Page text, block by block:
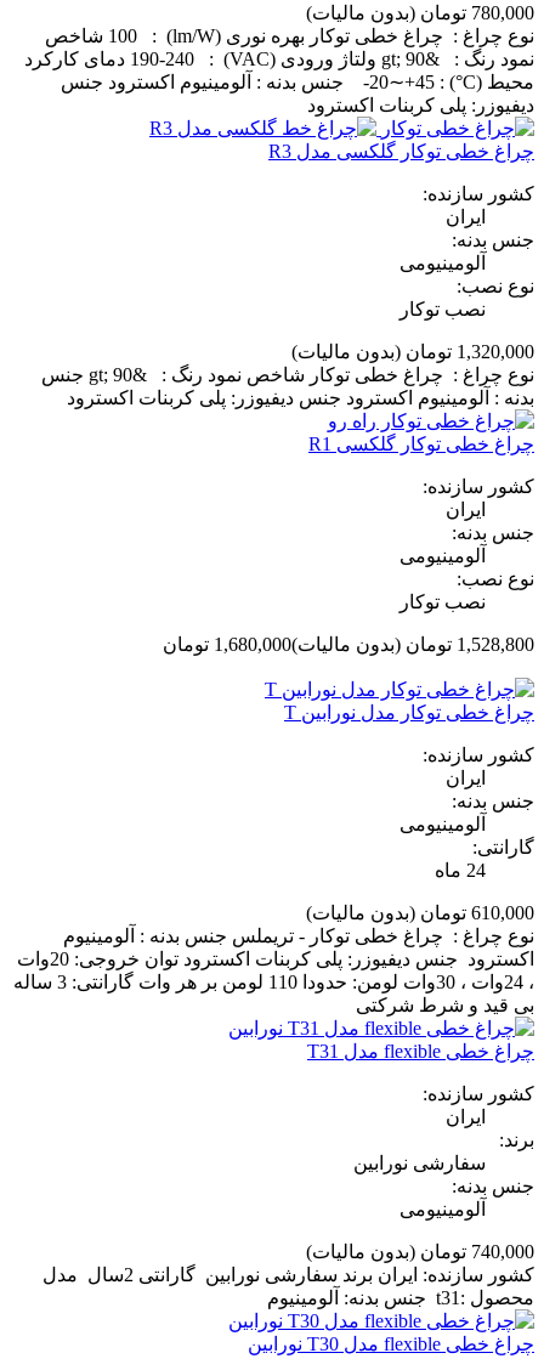
780,000 تومان
(بدون مالیات)
نوع چراغ : چراغ خطی توکار بهره نوری (lm/W) : 100 شاخص
نمود رنگ : &gt; 90 ولتاژ ورودی (VAC) : 190-240 دمای کارکرد
محیط (C°) : 20∼+45- جنس بدنه : آلومینیوم اکسترود جنس
دیفیوزر: پلی کربنات اکسترود
چراغ خطی توکار گلکسی مدل R3
کشور سازنده:
ایران
جنس بدنه:
آلومینیومی
نوع نصب:
نصب توکار
1,320,000 تومان
(بدون مالیات)
نوع چراغ : چراغ خطی توکار شاخص نمود رنگ : &gt; 90 جنس
بدنه : آلومینیوم اکسترود جنس دیفیوزر: پلی کربنات اکسترود
چراغ خطی توکار گلکسی R1
کشور سازنده:
ایران
جنس بدنه:
آلومینیومی
نوع نصب:
نصب توکار
1,528,800 تومان (بدون مالیات)1,680,000 تومان
چراغ خطی توکار مدل نورابین T
کشور سازنده:
ایران
جنس بدنه:
آلومینیومی
گارانتی:
24 ماه
610,000 تومان
(بدون مالیات)
نوع چراغ : چراغ خطی توکار - تریملس جنس بدنه : آلومینیوم
اکسترود جنس دیفیوزر: پلی کربنات اکسترود توان خروجی: 20وات
، 24وات ، 30وات لومن: حدودا 110 لومن بر هر وات گارانتی: 3 ساله
بی قید و شرط شرکتی
چراغ خطی flexible مدل T31
کشور سازنده:
ایران
برند:
سفارشی نورابین
جنس بدنه:
آلومینیومی
740,000 تومان
(بدون مالیات)
کشور سازنده: ایران برند سفارشی نورابین گارانتی 2سال مدل
محصول :t31 جنس بدنه: آلومینیوم
چراغ خطی flexible مدل T30 نورابین